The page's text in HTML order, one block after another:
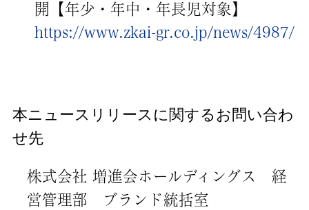
開【年少・年中・年長児対象】
https://www.zkai-gr.co.jp/news/4987/
本ニュースリリースに関するお問い合わ
せ先
株式会社 増進会ホールディングス 経
営管理部 ブランド統括室